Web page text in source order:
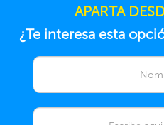
APARTA
¿Te interesa esta